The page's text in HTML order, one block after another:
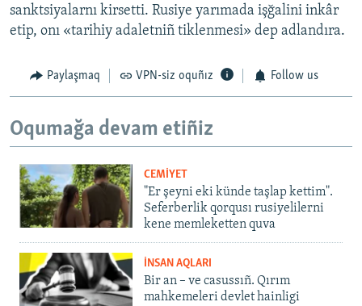
sanktsiyalarnı kirsetti. Rusiye yarımada işğalini inkâr
etip, onı «tarihiy adaletniñ tiklenmesi» dep adlandıra.
Paylaşmaq VPN-siz oquñız Follow us
Oqumağa devam etiñiz
CEMİYET
"Er şeyni eki künde taşlap kettim".
Seferberlik qorqusı rusiyelilerni
kene memleketten quva
İNSAN AQLARI
Bir an – ve casussıñ. Qırım
mahkemeleri devlet hainligi